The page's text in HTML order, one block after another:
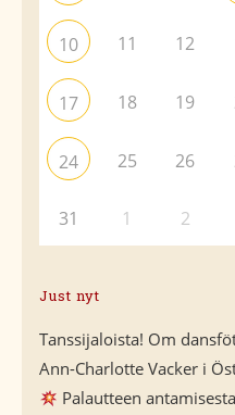
10 11 12
17 18 19
24 25 26
31 1 2
Just nyt
Tanssijaloista! Om
Ann-Charlotte Vacker i
Palautteen